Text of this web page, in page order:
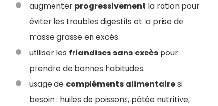
augmenter progressivement la ration pour
éviter les troubles digestifs et la prise de
masse grasse en excès.
utiliser les friandisessans excès pour
prendre de bonnes habitudes.
usage de compléments alimentairesi
besoin : huiles de poissons, pâtée nutritive,